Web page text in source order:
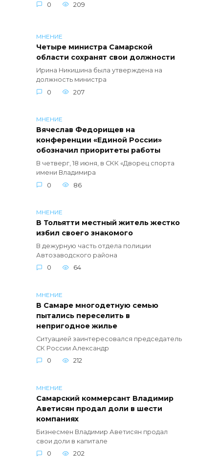
0 209
МНЕНИЕ
Четыре министра Самарской
области сохранят свои должности
Ирина Никишина была утверждена на
должность министра
0
207
МНЕНИЕ
Вячеслав Федорищев на
конференции «Единой России»
обозначил приоритеты работы
В четверг, 18 июня, в СКК «Дворец спорта
имени Владимира
0
86
МНЕНИЕ
В Тольятти местный житель жестко
избил своего знакомого
В дежурную часть отдела полиции
Автозаводского района
0
64
МНЕНИЕ
В Самаре многодетную семью
пытались переселить в
непригодное жилье
Ситуацией заинтересовался председатель
СК России Александр
0
212
МНЕНИЕ
Самарский коммерсант Владимир
Аветисян продал доли в шести
компаниях
Бизнесмен Владимир Аветисян продал
свои доли в капитале
0
202